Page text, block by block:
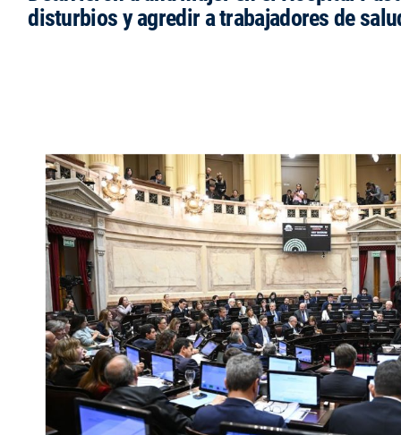
disturbios y agredir a trabajadores de